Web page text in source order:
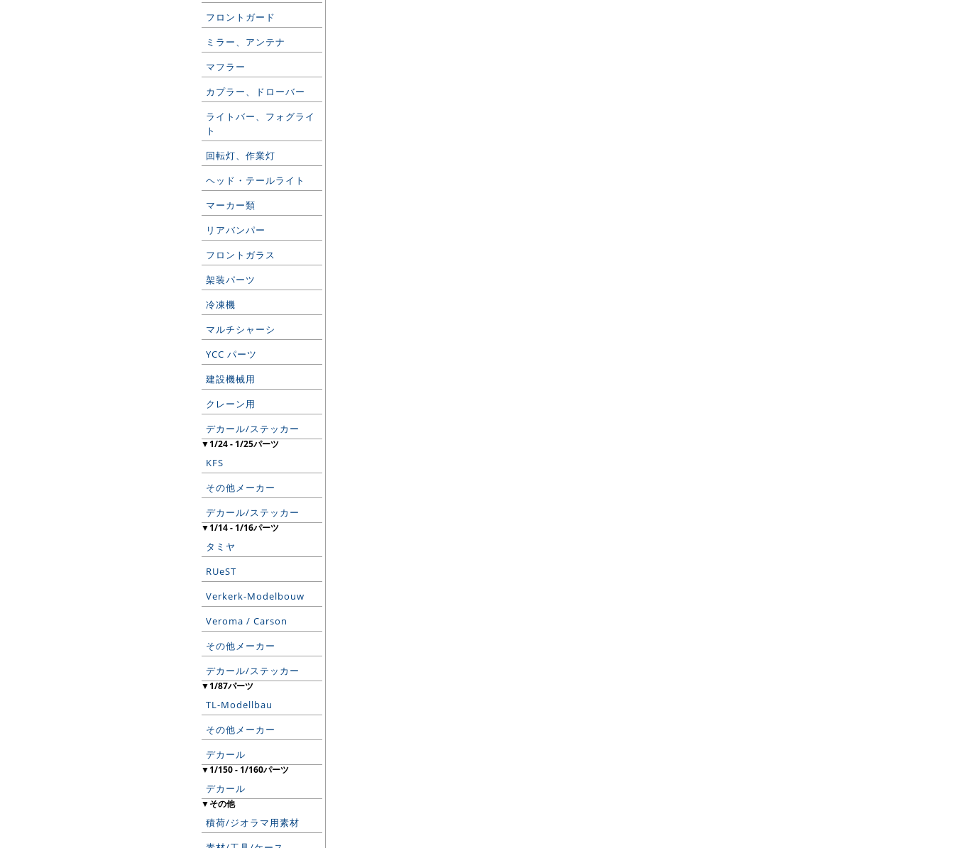
フロントガード
ミラー、アンテナ
マフラー
カプラー、ドローバー
ライトバー、フォグライ
ト
回転灯、作業灯
ヘッド・テールライト
マーカー類
リアバンパー
フロントガラス
架装パーツ
冷凍機
マルチシャーシ
YCC パーツ
建設機械用
クレーン用
デカール/ステッカー
▼1/24 - 1/25パーツ
KFS
その他メーカー
デカール/ステッカー
▼1/14 - 1/16パーツ
タミヤ
RUeST
Verkerk-Modelbouw
Veroma / Carson
その他メーカー
デカール/ステッカー
▼1/87パーツ
TL-Modellbau
その他メーカー
デカール
▼1/150 - 1/160パーツ
デカール
▼その他
積荷/ジオラマ用素材